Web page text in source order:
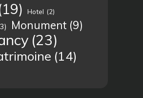
Hotel (2)
Monument (9)
(23)
(14)